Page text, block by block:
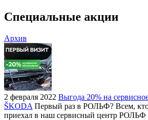
Специальные акции
Архив
2 февраля 2022 Выгода 20% на
ŠKODA Первый раз в РОЛЬФ? Всем,
приехал в наш сервисный центр